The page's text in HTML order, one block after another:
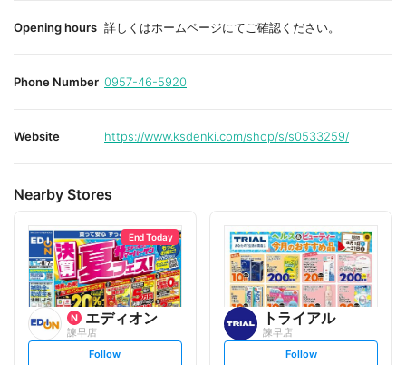
Opening hours 詳しくはホームページにてご確認ください。
Phone Number 0957-46-5920
Website https://www.ksdenki.com/shop/s/s0533259/
Nearby Stores
End Today
エディオン
諫早店
s
Follow
トライアル
諫早店
s
Follow